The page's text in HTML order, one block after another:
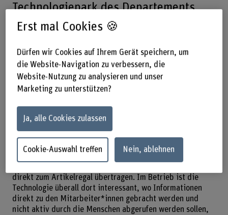
Technologiepark des Departements
Architektur, Holz und Bau der Berner
sich die Vorteile dieser Technologie
auch in einem Produktionsbetrieb
nutzen? Sie beschlossen, einen
auf zu realisieren.
Die Vorteile von SmartLabels im Handel liegen auf der
Hand: Preisschilder, Aktionen etc. müssen nicht mehr
direkt zum Artikelregal übertragen. Im Betrieb ist die
Technologie überall dort interessant, wo Informationen
direkt zu den Mitarbeiter*innen gebracht werden und
nicht aktiv durch die Menschen abgerufen werden sollen,
Erst mal Cookies 🍪
Dürfen wir Cookies auf Ihrem Gerät speichern, um
die Website-Navigation zu verbessern, die
Website-Nutzung zu analysieren und unser
Marketing zu unterstützen?
Ja, alle Cookies zulassen
Cookie-Auswahl treffen Nein, ablehnen